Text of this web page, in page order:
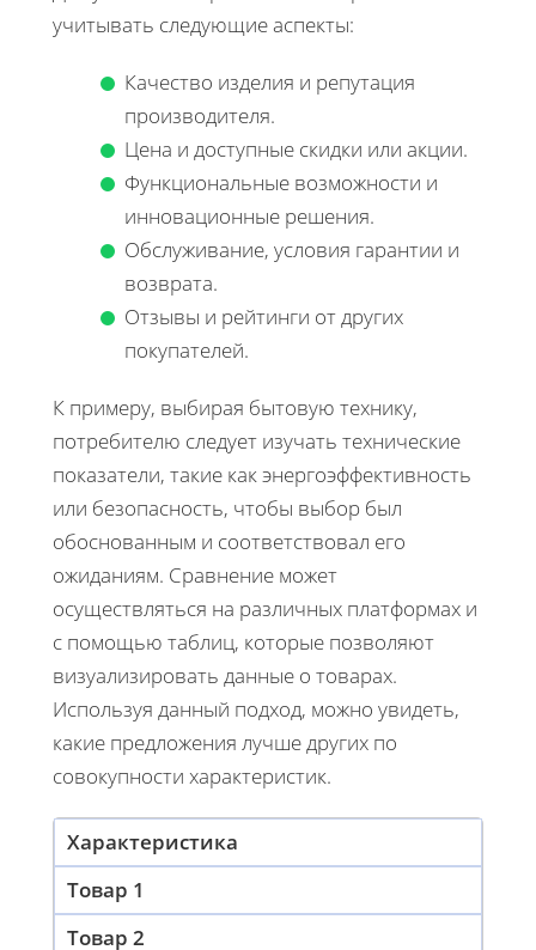
учитывать следующие аспекты:
Качество изделия и репутация
производителя.
Цена и доступные скидки или акции.
Функциональные возможности и
инновационные решения.
Обслуживание, условия гарантии и
возврата.
Отзывы и рейтинги от других
покупателей.
К примеру, выбирая бытовую технику,
потребителю следует изучать технические
показатели, такие как энергоэффективность
или безопасность, чтобы выбор был
обоснованным и соответствовал его
ожиданиям. Сравнение может
осуществляться на различных платформах и
с помощью таблиц, которые позволяют
визуализировать данные о товарах.
Используя данный подход, можно увидеть,
какие предложения лучше других по
совокупности характеристик.
Характеристика
Товар 1
Товар 2